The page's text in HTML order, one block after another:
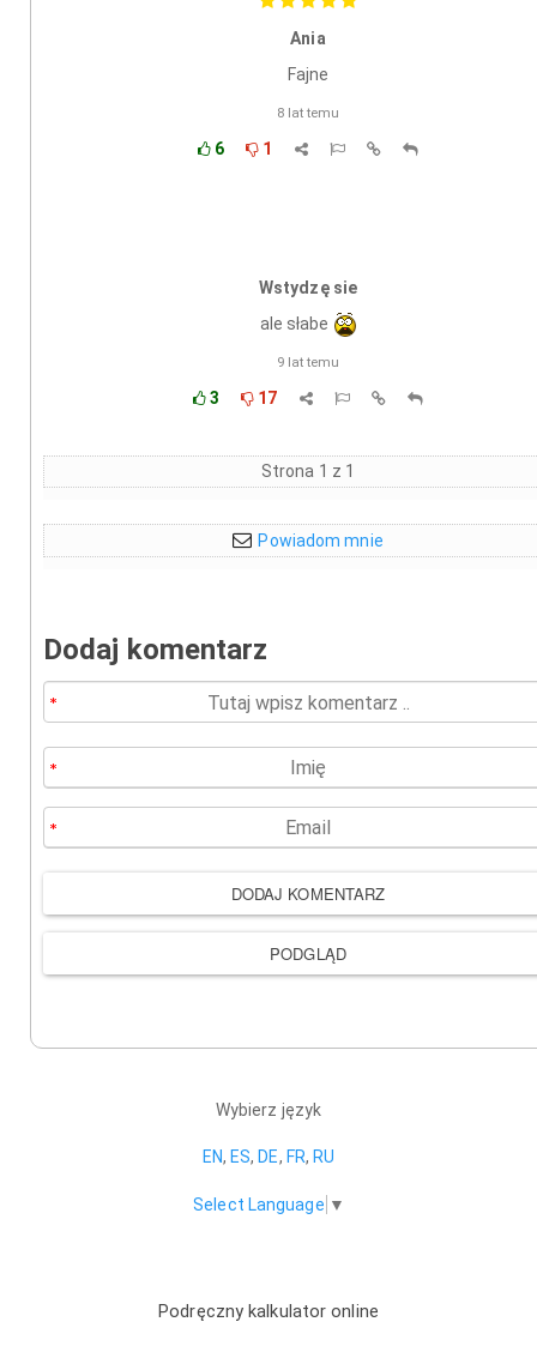
Ania
Fajne
8 lat temu
6 1
Wstydzę sie
ale słabe
9 lat temu
3 17
Strona 1 z 1
Powiadom mnie
Dodaj komentarz
Wybierz język
EN, ES, DE, FR, RU
Select Language ▼
Podręczny kalkulator online